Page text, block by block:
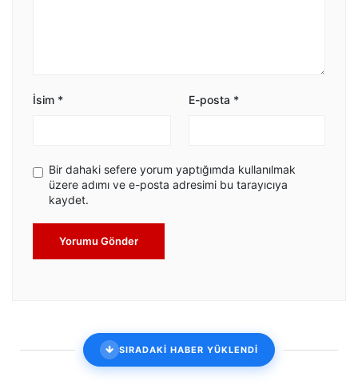
İsim * E-posta *
Bir dahaki sefere yorum yaptığımda kullanılmak
üzere adımı ve e-posta adresimi bu tarayıcıya
kaydet.
Yorumu Gönder
SIRADAKİ HABER YÜKLENDİ